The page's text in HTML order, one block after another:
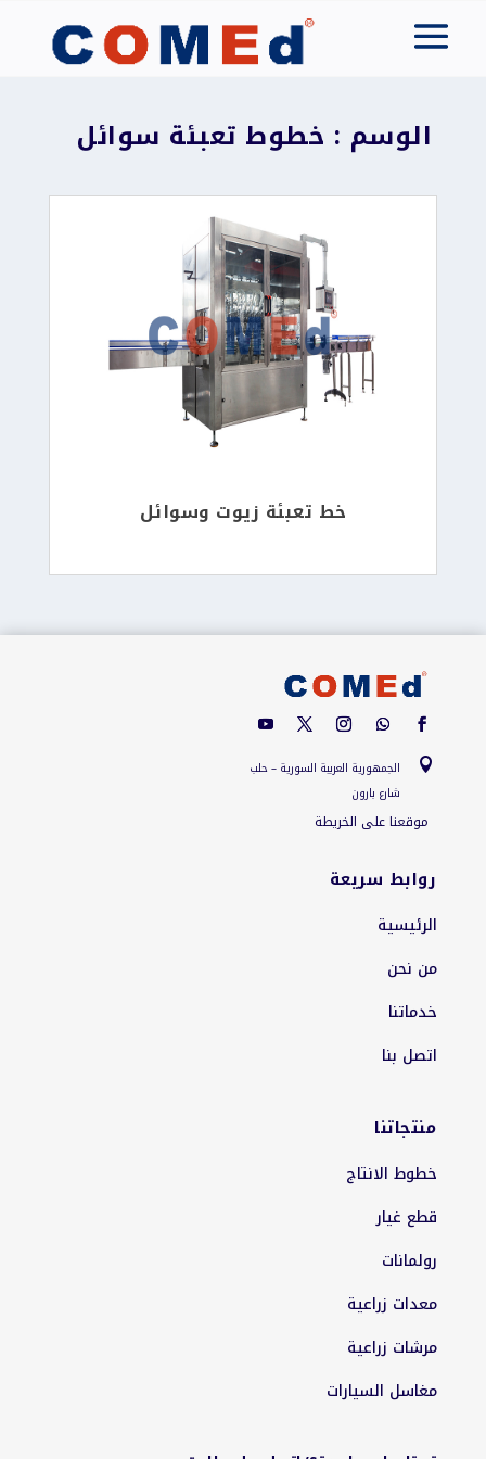
الوسم : خطوط تعبئة سوائل
خط تعبئة زيوت وسوائل

الجمهورية العربية السورية – حلب
شارع بارون
موقعنا على الخريطة
روابط سريعة
الرئيسية
من نحن
خدماتنا
اتصل بنا
منتجاتنا
خطوط الانتاج
قطع غيار
رولمانات
معدات زراعية
مرشات زراعية
مغاسل السيارات